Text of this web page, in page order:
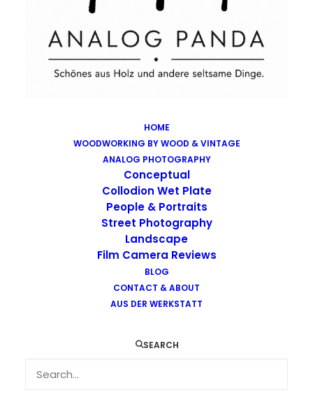
HOME
WOODWORKING BY WOOD & VINTAGE
ANALOG PHOTOGRAPHY
Conceptual
Collodion Wet Plate
People & Portraits
Street Photography
Landscape
Film Camera Reviews
BLOG
CONTACT & ABOUT
AUS DER WERKSTATT
SEARCH
Images tagged "russia"